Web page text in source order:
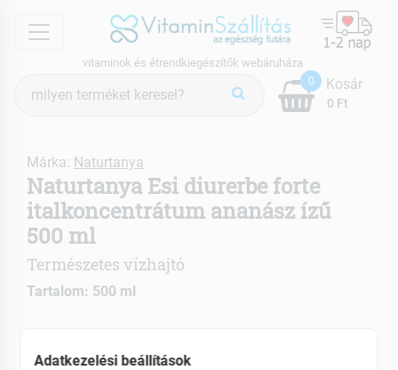
menu
vitaminok és étrendkiegészítők webáruháza
keresés
0
0 Ft
Kosár
Márka: Naturtanya
Naturtanya Esi diurerbe forte
italkoncentrátum ananász ízű
500 ml
Természetes vízhajtó
Tartalom: 500 ml
Segíti a méregtelenítést
Adatkezelési beállítások